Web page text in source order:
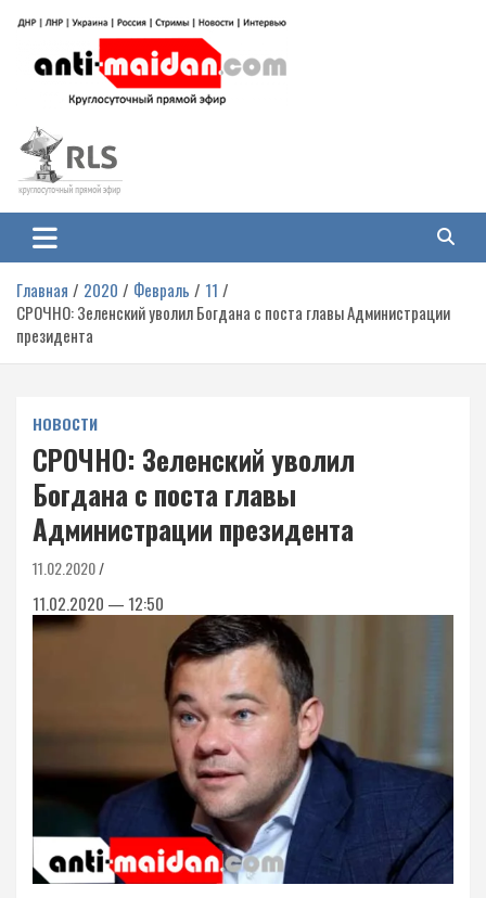
содержимому
Антимайдан: Гражданская война
на Украине
гражданской войне на Украине, включая события в Новороссии, ДНР,
ЛНР и других регионах.
Главная 2020 Февраль
11
СРОЧНО: Зеленский уволил Богдана с поста главы Администрации
президента
НОВОСТИ
СРОЧНО: Зеленский уволил
Богдана с поста главы
Администрации президента
11.02.2020
11.02.2020 — 12:50